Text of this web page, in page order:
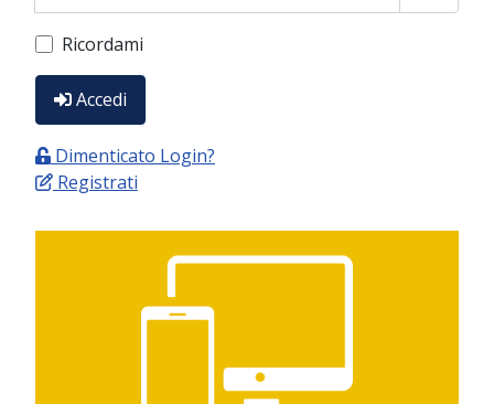
Show
Ricordami
Accedi
Dimenticato Login?
Registrati